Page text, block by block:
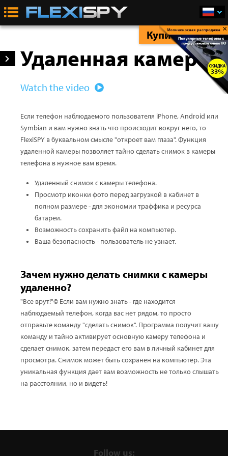
Купить Сейчас ×
Удаленная камера
Watch the video
Если телефон наблюдаемого пользователя iPhone, Android или
Symbian и вам нужно знать что происходит вокруг него, то
FlexiSPY в буквальном смысле "откроет вам глаза". Функция
удаленной камеры позволяет тайно сделать снимок в камеры
телефона в нужное вам время.
Удаленный снимок с камеры телефона.
Просмотр иконки фото перед загрузкой в кабинет в
полном размере - для экономии траффика и ресурса
батареи.
Возможность сохранить файл на компьютер.
Ваша безопасность - пользователь не узнает.
Зачем нужно делать снимки с камеры
удаленно?
"Все врут!"© Если вам нужно знать - где находится
наблюдаемый телефон, когда вас нет рядом, то просто
отправьте команду "сделать снимок". Программа получит вашу
команду и тайно активирует основную камеру телефона и
сделает снимок, затем передаст его вам в личный кабинет для
просмотра. Снимок может быть сохранен на компьютер. Эта
уникальная функция дает вам возможность не только слышать
на расстоянии, но и видеть!
Follow us: